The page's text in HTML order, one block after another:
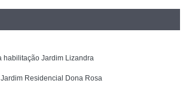
habilitação Jardim Lizandra
Residencial Dona Rosa